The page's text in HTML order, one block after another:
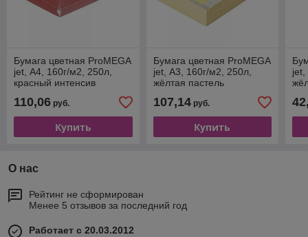
Бумага цветная ProMEGA
jet, А4, 160г/м2, 250л,
красный интенсив
110,06 руб.
Купить
Бумага цветная ProMEGA
jet, А3, 160г/м2, 250л,
жёлтая пастель
107,14руб.
Купить
jet,
О нас
Рейтинг не сформирован
Менее 5 отзывов за последний год
Работает с 20.03.2012